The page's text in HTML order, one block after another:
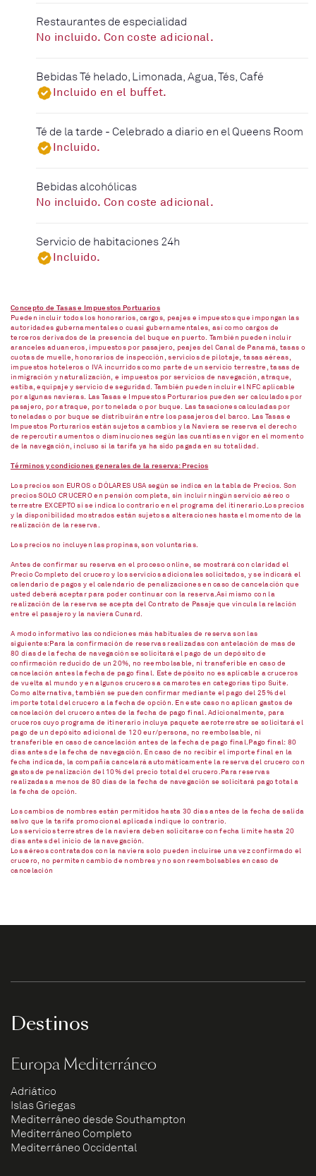
Restaurantes de especialidad
No incluido. Con coste adicional.
Bebidas Té helado, Limonada, Agua, Tés, Café
Incluido en el buffet.
Té de la tarde - Celebrado a diario en el Queens Room
Incluido.
Bebidas alcohólicas
No incluido. Con coste adicional.
Servicio de habitaciones 24h
Incluido.
Concepto de Tasas e Impuestos Portuarios
Pueden incluir todos los honorarios, cargos, peajes e impuestos que impongan las
autoridades gubernamentales o cuasi gubernamentales, así como cargos de
terceros derivados de la presencia del buque en puerto. También pueden incluir
aranceles aduaneros, impuestos por pasajero, peajes del Canal de Panamá, tasas o
cuotas de muelle, honorarios de inspección, servicios de pilotaje, tasas aéreas,
impuestos hoteleros o IVA incurridos como parte de un servicio terrestre, tasas de
inmigración y naturalización, e impuestos por servicios de navegación, atraque,
estiba, equipaje y servicio de seguridad. También pueden incluir el NFC aplicable
por algunas navieras. Las Tasas e Impuestos Porturarios pueden ser calculados por
pasajero, por atraque, por tonelada o por buque. Las tasaciones calculadas por
toneladas o por buque se distribuirán entre los pasajeros del barco. Las Tasas e
Impuestos Porturarios están sujetos a cambios y la Naviera se reserva el derecho
de repercutir aumentos o disminuciones según las cuantías en vigor en el momento
de la navegación, incluso si la tarifa ya ha sido pagada en su totalidad.
Términos y condiciones generales de la reserva: Precios
Los precios son EUROS o DÓLARES USA según se indica en la tabla de Precios. Son
precios SOLO CRUCERO en pensión completa, sin incluir ningún servicio aéreo o
terrestre EXCEPTO si se indica lo contrario en el programa del itinerario.Los precios
y la disponibilidad mostrados están sujetos a alteraciones hasta el momento de la
realización de la reserva.
Los precios no incluyen las propinas, son voluntarias.
Antes de confirmar su reserva en el proceso online, se mostrará con claridad el
Precio Completo del crucero y los servicios adicionales solicitados, y se indicará el
calendario de pagos y el calendario de penalizaciones en caso de cancelación que
usted deberá aceptar para poder continuar con la reserva.Así mismo con la
realización de la reserva se acepta del Contrato de Pasaje que vincula la relación
entre el pasajero y la naviera Cunard.
A modo informativo las condiciones más habituales de reserva son las
siguientes:Para la confirmación de reservas realizadas con antelación de mas de
80 días de la fecha de navegación se solicitará el pago de un depósito de
confirmación reducido de un 20%, no reembolsable, ni transferible en caso de
cancelación antes la fecha de pago final. Este depósito no es aplicable a cruceros
de vuelta al mundo y en algunos cruceros a camarotes en categorías tipo Suite.
Como alternativa, también se pueden confirmar mediante el pago del 25% del
importe total del crucero a la fecha de opción. En este caso no aplican gastos de
cancelación del crucero antes de la fecha de pago final. Adicionalmente, para
cruceros cuyo programa de itinerario incluya paquete aeroterrestre se solicitará el
pago de un depósito adicional de 120 eur/persona, no reembolsable, ni
transferible en caso de cancelación antes de la fecha de pago final.Pago final: 80
días antes de la fecha de navegación. En caso de no recibir el importe final en la
fecha indicada, la compañía cancelará automáticamente la reserva del crucero con
gastos de penalización del 10% del precio total del crucero.Para reservas
realizadas a menos de 80 días de la fecha de navegación se solicitará pago total a
la fecha de opción.
Los cambios de nombres están permitidos hasta 30 días antes de la fecha de salida
salvo que la tarifa promocional aplicada indique lo contrario.
Los servicios terrestres de la naviera deben solicitarse con fecha límite hasta 20
días antes del inicio de la navegación.
Los aéreos contratados con la naviera solo pueden incluirse una vez confirmado el
crucero, no permiten cambio de nombres y no son reembolsables en caso de
cancelación
Destinos
Europa Mediterráneo
Adriático
Islas Griegas
Mediterráneo desde Southampton
Mediterráneo Completo
Mediterráneo Occidental